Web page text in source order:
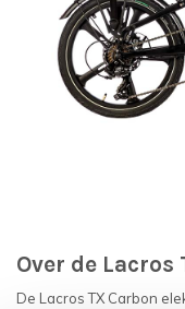
Over de Lacros
De Lacros TX Carbon